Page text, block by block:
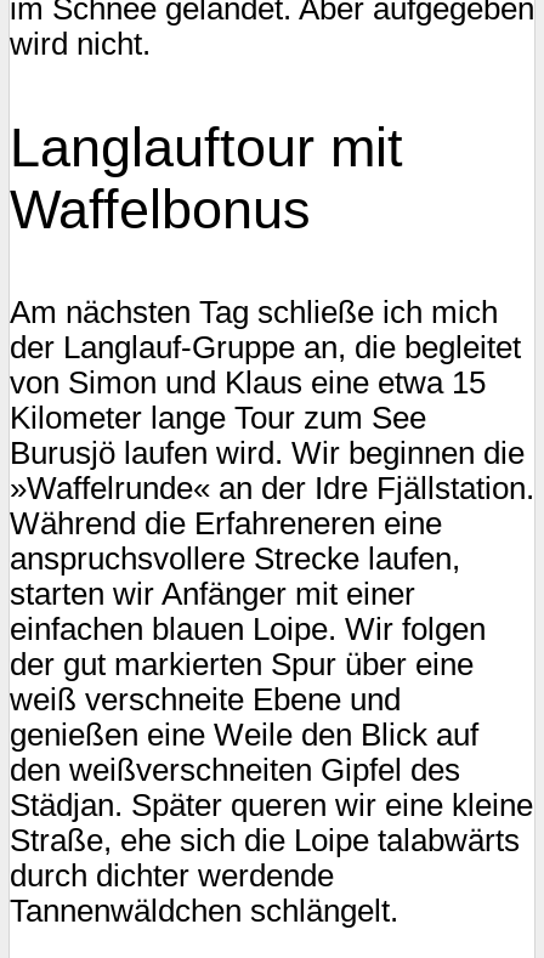
im Schnee gelandet. Aber aufgegeben
wird nicht.
Langlauftour mit
Waffelbonus
Am nächsten Tag schließe ich mich
der Langlauf-Gruppe an, die begleitet
von Simon und Klaus eine etwa 15
Kilometer lange Tour zum See
Burusjö laufen wird. Wir beginnen die
»Waffelrunde« an der Idre Fjällstation.
Während die Erfahreneren eine
anspruchsvollere Strecke laufen,
starten wir Anfänger mit einer
einfachen blauen Loipe. Wir folgen
der gut markierten Spur über eine
weiß verschneite Ebene und
genießen eine Weile den Blick auf
den weißverschneiten Gipfel des
Städjan. Später queren wir eine kleine
Straße, ehe sich die Loipe talabwärts
durch dichter werdende
Tannenwäldchen schlängelt.